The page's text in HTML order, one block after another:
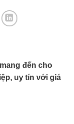
đến cho
uy tín với giá